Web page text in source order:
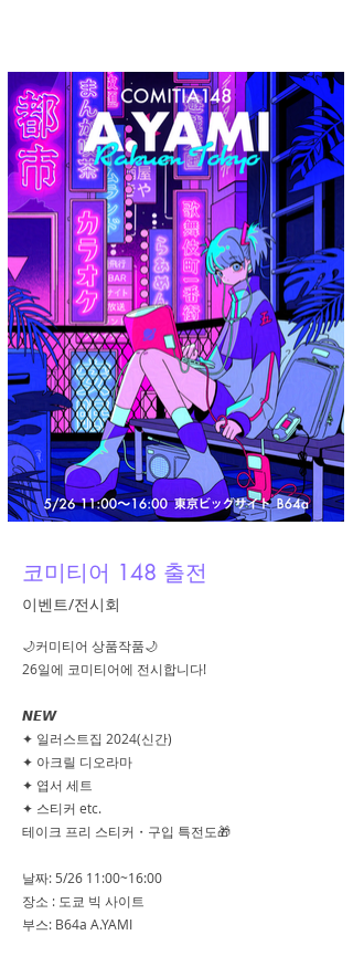
코미티어 148 출전
이벤트/전시회
🌙커미티어 상품작품🌙
26일에 코미티어에 전시합니다!
𝙉𝙀𝙒
✦ 일러스트집 2024(신간)
✦ 아크릴 디오라마
✦ 엽서 세트
✦ 스티커 etc.
테이크 프리 스티커・구입 특전도🎁
날짜: 5/26 11:00~16:00
장소 : 도쿄 빅 사이트
부스: B64a A.YAMI